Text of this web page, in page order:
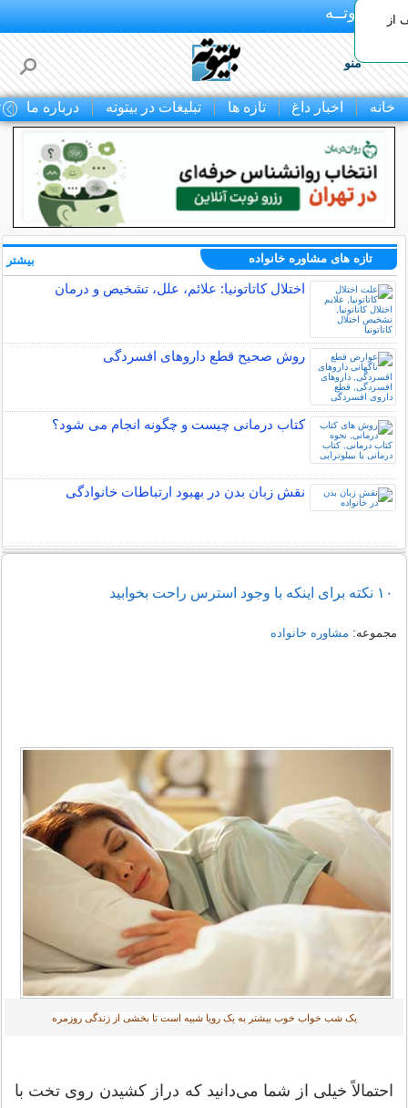
بـیتوتــه
منو
خانه اخبار داغ تازه ها تبلیغات در بیتوته درباره ما
تخفیف از
تازه های مشاوره خانواده
اختلال کاتاتونیا: علائم، علل، تشخیص و درمان
روش صحیح قطع داروهای افسردگی
کتاب درمانی چیست و چگونه انجام می شود؟
نقش زبان بدن در بهبود ارتباطات خانوادگی
بیشتر
۱۰ نکته برای اینکه با وجود استرس راحت بخوابید
مجموعه: مشاوره خانواده
یک شب خواب خوب بیشتر به یک رویا شبیه است تا بخشی از زندگی روزمره
احتمالاً خیلی از شما می‌دانید که دراز کشیدن روی تخت با